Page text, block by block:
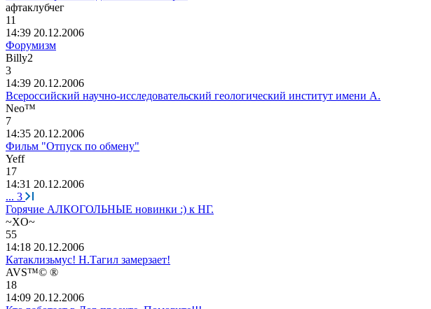
афтаклубчег
11
14:39 20.12.2006
Форумизм
Billy2
3
14:39 20.12.2006
Всероссийский научно-исследовательский геологический институт имени А.
Neo™
7
14:35 20.12.2006
Фильм "Отпуск по обмену"
Yeff
17
14:31 20.12.2006
... 3
Горячие АЛКОГОЛЬНЫЕ новинки :) к НГ.
~XO~
55
14:18 20.12.2006
Катаклизьмус! Н.Тагил замерзает!
AVS™© ®
18
14:09 20.12.2006